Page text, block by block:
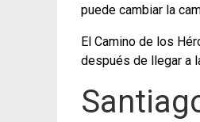
puede cambiar la
El Camino de los
después de llegar a